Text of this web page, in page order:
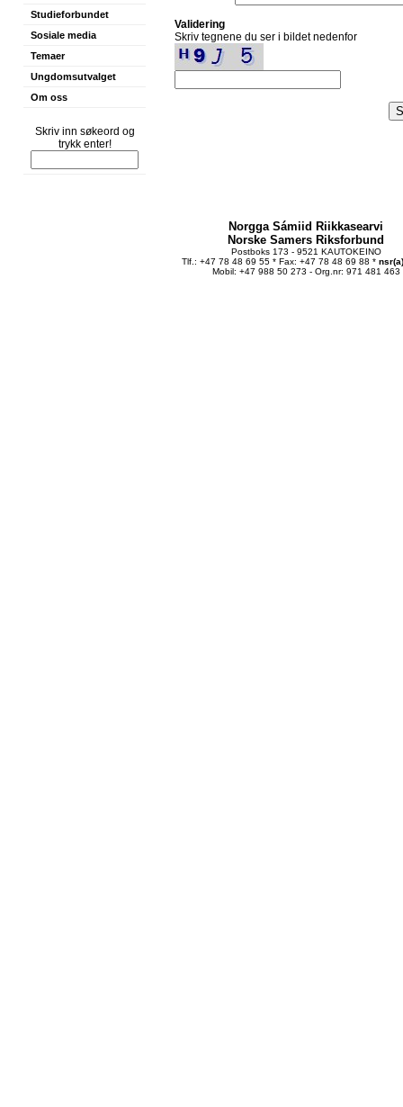
Studieforbundet
Sosiale media
Temaer
Ungdomsutvalget
Om oss
Skriv inn søkeord og
trykk enter!
Validering
Skriv tegnene du ser i bildet nedenfor
Norgga Sámiid Riikkasearvi
Norske Samers Riksforbund
Postboks 173 - 9521 KAUTOKEINO
Tlf.: +47 78 48 69 55 * Fax: +47 78 48 69 88 *
Mobil: +47 988 50 273 - Org.nr: 971 481 463